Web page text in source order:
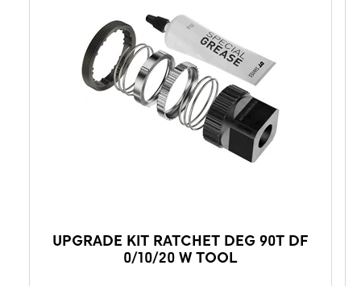
UPGRADE KIT RATCHET DEG 90T DF
0/10/20 W TOOL